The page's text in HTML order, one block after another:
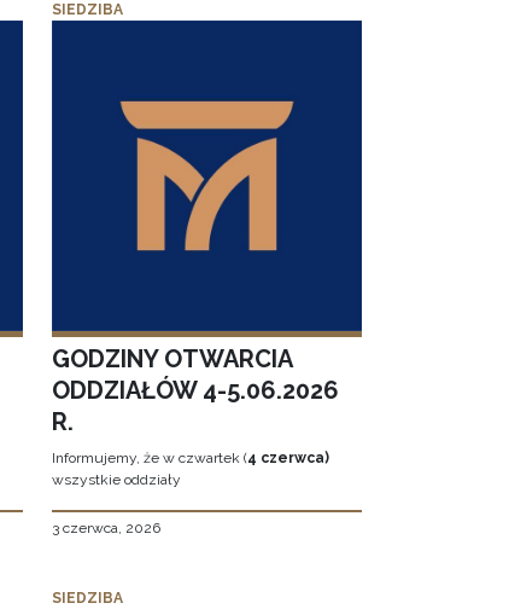
SIEDZIBA
GODZINY OTWARCIA
ODDZIAŁÓW 4-5.06.2026
R.
Informujemy, że w czwartek (4 czerwca)
wszystkie oddziały
3 czerwca, 2026
SIEDZIBA